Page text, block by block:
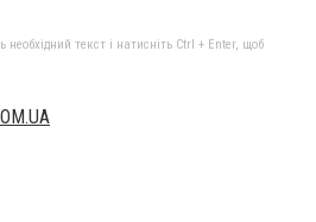
текст і натисніть Ctrl + Enter, щоб